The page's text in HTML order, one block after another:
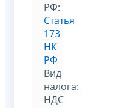
РФ:
Статья
173
НК
РФ
Вид
налога:
НДС